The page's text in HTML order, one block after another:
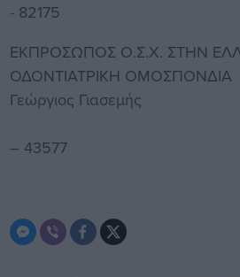
- 82175
ΕΚΠΡΟΣΩΠΟΣ Ο.Σ.Χ. ΣΤΗΝ
ΟΔΟΝΤΙΑΤΡΙΚΗ ΟΜΟΣΠΟΝΔΙΑ
Γεώργιος Γιασεμής
– 43577